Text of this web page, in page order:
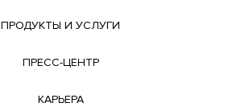
ПРОДУКТЫ И УСЛУГИ
ПРЕСС-ЦЕНТР
КАРЬЕРА